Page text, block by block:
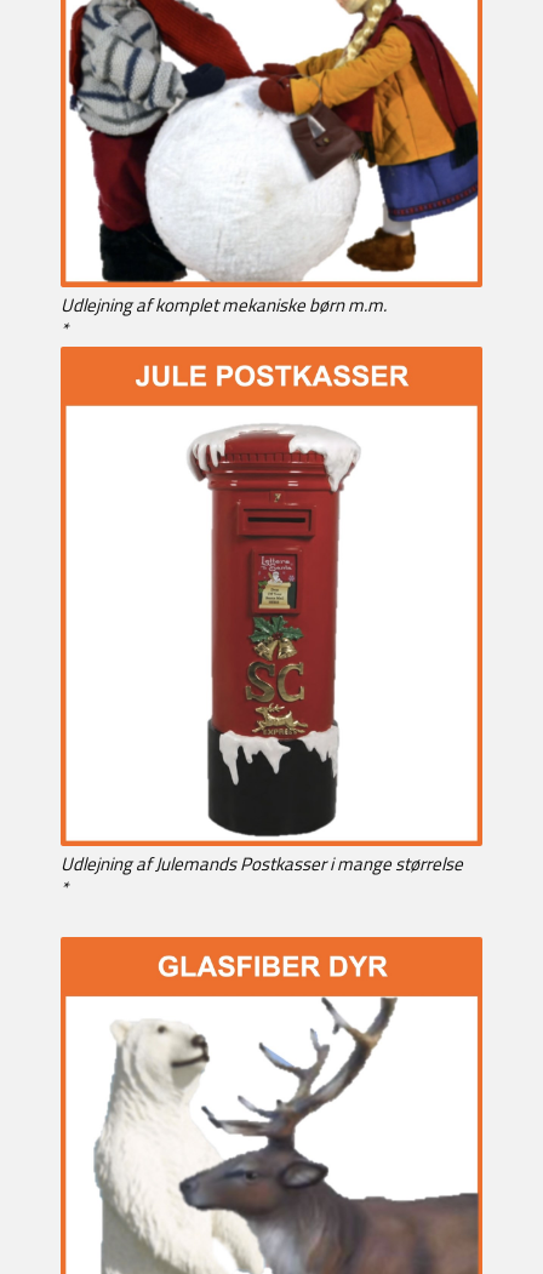
Udlejning af komplet mekaniske børn m.m.
*
Udlejning af Julemands Postkasser i mange størrelse
*